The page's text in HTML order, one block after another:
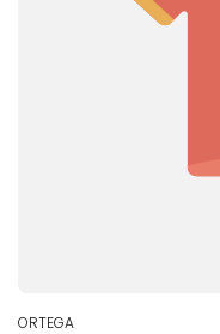
ORTEGA